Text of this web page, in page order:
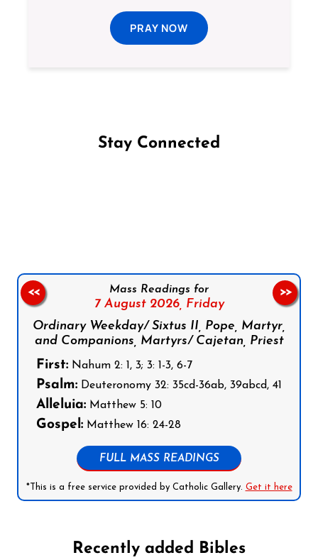
PRAY NOW
Stay Connected
Mass Readings for
7 August 2026, Friday
Ordinary Weekday/ Sixtus II, Pope, Martyr,
and Companions, Martyrs/ Cajetan, Priest
First: Nahum 2: 1, 3; 3: 1-3, 6-7
Psalm: Deuteronomy 32: 35cd-36ab, 39abcd, 41
Alleluia: Matthew 5: 10
Gospel: Matthew 16: 24-28
FULL MASS READINGS
*This is a free service provided by Catholic Gallery. Get it here
<< >>
Recently added Bibles